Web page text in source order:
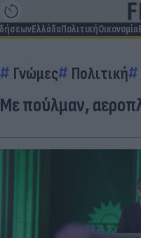
ΕλλάδαΠολιτικήΟικονομία
Γνώμες Πολιτική
Με πούλμαν,